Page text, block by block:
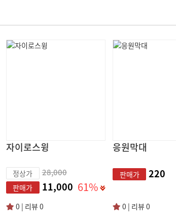
자이로스윙
정상가 28,000
판매가 11,000 61%
0 | 리뷰 0
응원막대
판매가 220
0 | 리뷰 0